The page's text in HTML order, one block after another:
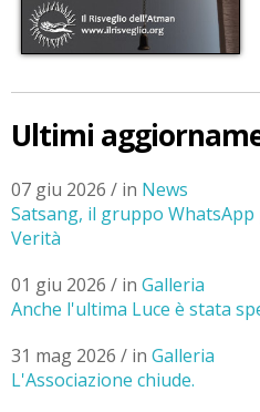
Ultimi
07 giu 2026 / in News
Satsang, il gruppo
Verità
01 giu 2026 / in Galleria
Anche l'ultima Luce è stata
31 mag 2026 / in Galleria
L'Associazione chiude.